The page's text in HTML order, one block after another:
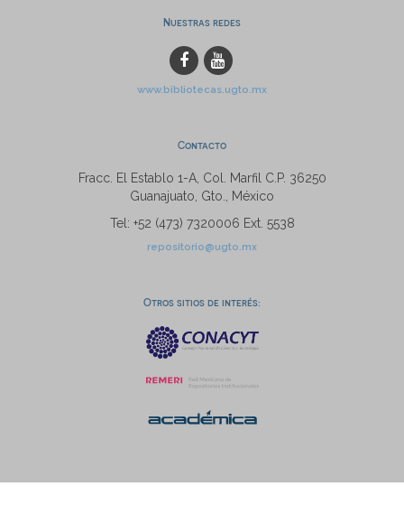
Nuestras redes
www.bibliotecas.ugto.mx
Contacto
Fracc. El Establo 1-A, Col. Marfil C.P. 36250
Guanajuato, Gto., México
Tel: +52 (473) 7320006 Ext. 5538
repositorio@ugto.mx
Otros sitios de interés: